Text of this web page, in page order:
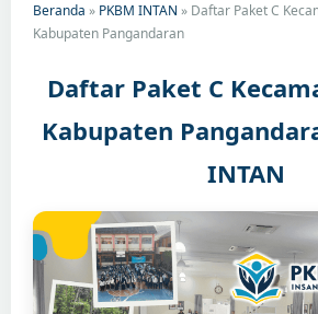
Beranda » PKBM INTAN » Daftar Paket C
Kabupaten Pangandaran
Daftar Paket C
Kabupaten
INTAN